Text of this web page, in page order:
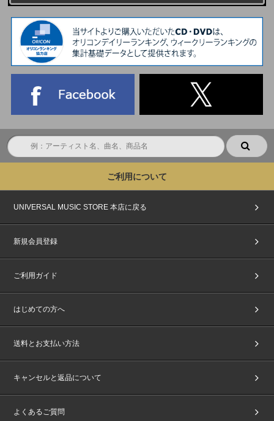
ご利用について
UNIVERSAL MUSIC STORE 本店に戻る
新規会員登録
ご利用ガイド
はじめての方へ
送料とお支払い方法
キャンセルと返品について
よくあるご質問